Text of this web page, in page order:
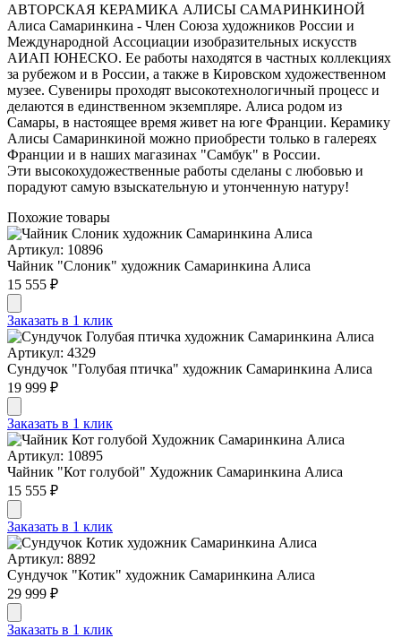
АВТОРСКАЯ КЕРАМИКА АЛИСЫ САМАРИНКИНОЙ
Алиса Самаринкина - Член Союза художников России и
Международной Ассоциации изобразительных искусств
АИАП ЮНЕСКО. Ее работы находятся в частных коллекциях
за рубежом и в России, а также в Кировском художественном
музее. Сувениры проходят высокотехнологичный процесс и
делаются в единственном экземпляре. Алиса родом из
Самары, в настоящее время живет на юге Франции. Керамику
Алисы Самаринкиной можно приобрести только в галереях
Франции и в наших магазинах "Самбук" в России.
Эти высокохудожественные работы сделаны с любовью и
порадуют самую взыскательную и утонченную натуру!
Похожие товары
Артикул: 10896
Чайник "Слоник" художник Самаринкина Алиса
15 555 ₽
Заказать в 1 клик
Артикул: 4329
Сундучок "Голубая птичка" художник Самаринкина Алиса
19 999 ₽
Заказать в 1 клик
Артикул: 10895
Чайник "Кот голубой" Художник Самаринкина Алиса
15 555 ₽
Заказать в 1 клик
Артикул: 8892
Сундучок "Котик" художник Самаринкина Алиса
29 999 ₽
Заказать в 1 клик